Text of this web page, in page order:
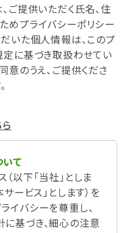
ご提供いただく氏名、住
めプライバシーポリシー
いた個人情報は、このプ
定に基づき取扱わせてい
意のうえ、ご提供くださ
て
以下「当社」としま
サービス」とします）を
イバシーを尊重し、
基づき、細心の注意